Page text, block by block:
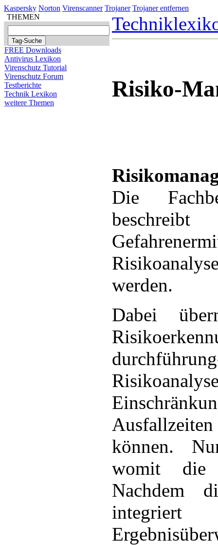
Kaspersky Norton Virenscanner Trojaner Trojaner entfernen
THEMEN
FREE Downloads
Antivirus Lexikon
Virenschutz Tutorial
Virenschutz Forum
Testberichte
Technik Lexikon
weitere Themen
Risiko-
Die
werden.
Dabei
können.
womit die
Nachdem